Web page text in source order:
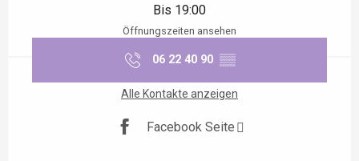
Bis 19:00
Öffnungszeiten ansehen
06 22 40 90 ▒▒
Alle Kontakte anzeigen
Facebook Seite